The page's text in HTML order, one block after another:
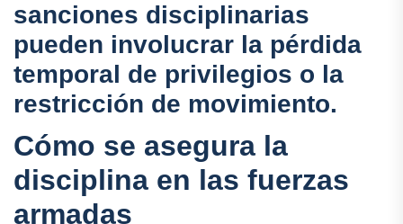
sanciones disciplinarias
pueden involucrar la pérdida
temporal de privilegios o la
restricción de movimiento.
Cómo se asegura la
disciplina en las fuerzas
armadas